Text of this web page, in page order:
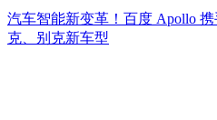
汽车智能新变革！百度 Apollo 携
克、别克新车型